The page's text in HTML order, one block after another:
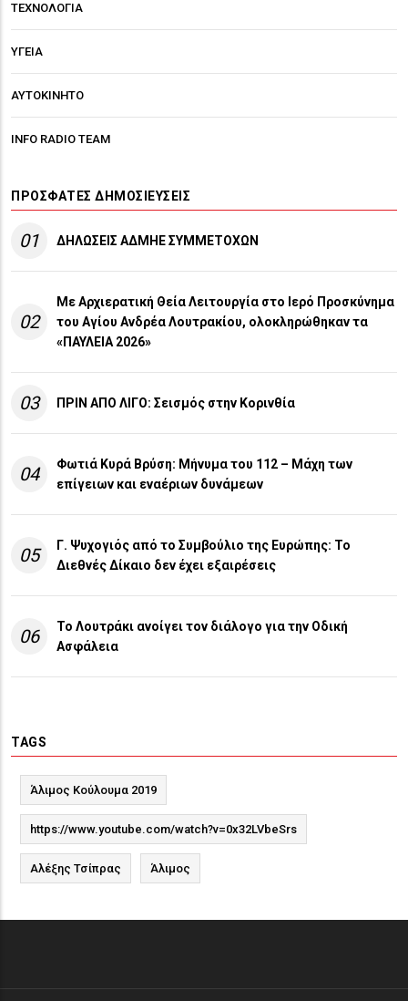
ΤΕΧΝΟΛΟΓΙΑ
ΥΓΕΙΑ
ΑΥΤΟΚΙΝΗΤΟ
INFO RADIO TEAM
ΠΡΌΣΦΑΤΕΣ ΔΗΜΟΣΙΕΎΣΕΙΣ
01 ΔΗΛΩΣΕΙΣ ΑΔΜΗΕ ΣΥΜΜΕΤΟΧΩΝ
02
Με Αρχιερατική Θεία Λειτουργία στο Ιερό Προσκύνημα
του Αγίου Ανδρέα Λουτρακίου, ολοκληρώθηκαν τα
«ΠΑΥΛΕΙΑ 2026»
03 ΠΡΙΝ ΑΠΟ ΛΙΓO: Σεισμός στην Κορινθία
04
Φωτιά Κυρά Βρύση: Μήνυμα του 112 – Μάχη των
επίγειων και εναέριων δυνάμεων
05
Γ. Ψυχογιός από το Συμβούλιο της Ευρώπης: Το
Διεθνές Δίκαιο δεν έχει εξαιρέσεις
06
Το Λουτράκι ανοίγει τον διάλογο για την Οδική
Ασφάλεια
TAGS
Άλιμος Κούλουμα 2019
https://www.youtube.com/watch?v=0x32LVbeSrs
Αλέξης Τσίπρας Άλιμος